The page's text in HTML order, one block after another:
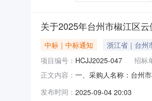
关于2025年台州市椒江区
中标｜中标通知 浙江省｜台州
项目编号： HCJJ2025-047 招标
正文内容： 一、采购人名称：台州
名称中标供应商地址中
发布时间： 2025-09-04 20:03